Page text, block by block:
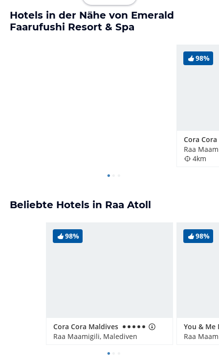
Hotels in der Nähe von Emerald
Faarufushi Resort & Spa
98%
Cora
Raa
4km
Beliebte Hotels in Raa Atoll
98%
Cora Cora Maldives
Raa Maamigili, Malediven
98%
Raa